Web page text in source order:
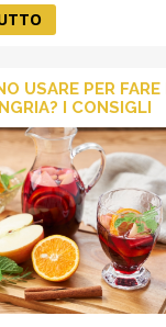
USARE PER FARE
I CONSIGLI